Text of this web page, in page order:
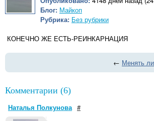
Блог: Майкоп
Рубрика: Без рубрики
КОНЕЧНО ЖЕ ЕСТЬ-РЕИНКАРНАЦИЯ
← Менять
Комментарии (6)
Наталья Полкунова #